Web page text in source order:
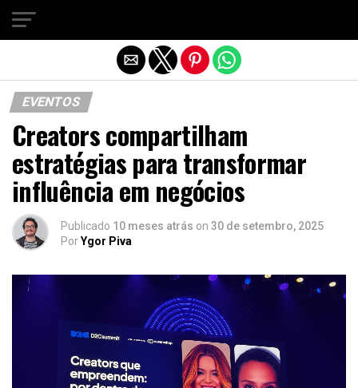
EVENTOS
Creators compartilham
estratégias para transformar
influência em negócios
Publicado 10 meses atrás on 30 de setembro, 2025
PorYgor Piva